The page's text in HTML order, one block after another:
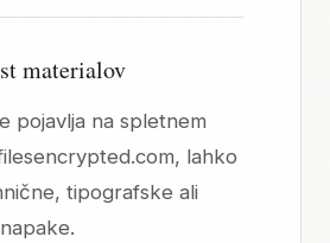
materialov
pojavlja na spletnem
lahko
tipografske ali